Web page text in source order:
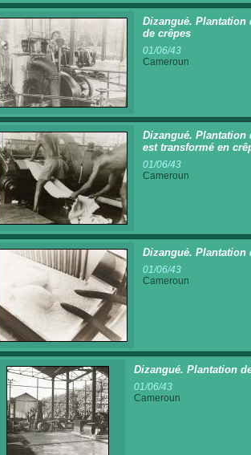
Dizangué. Plantation
de crêpes
01/06/43
Cameroun
Dizangué. Plantation
est transformé en
01/06/43
Cameroun
Dizangué. Plantation
01/06/43
Cameroun
Dizangué. Plantation
01/06/43
Cameroun